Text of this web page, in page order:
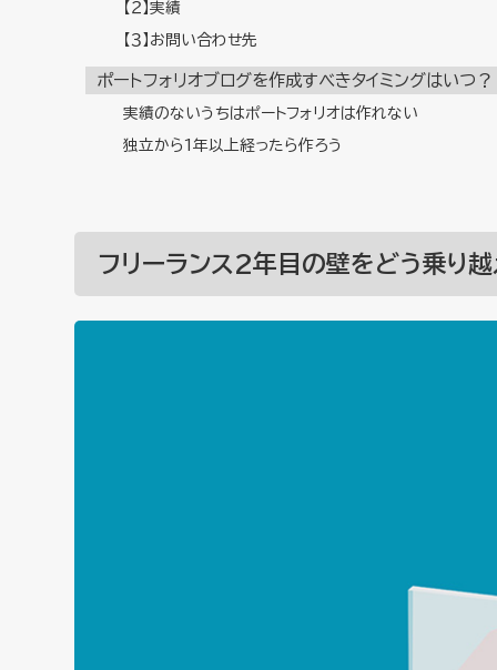
【２】実績
【３】お問い合わせ先
ポートフォリオブログを作成すべきタイミングはいつ？
実績のないうちはポートフォリオは作れない
独立から1年以上経ったら作ろう
フリーランス2年目の壁をどう乗り